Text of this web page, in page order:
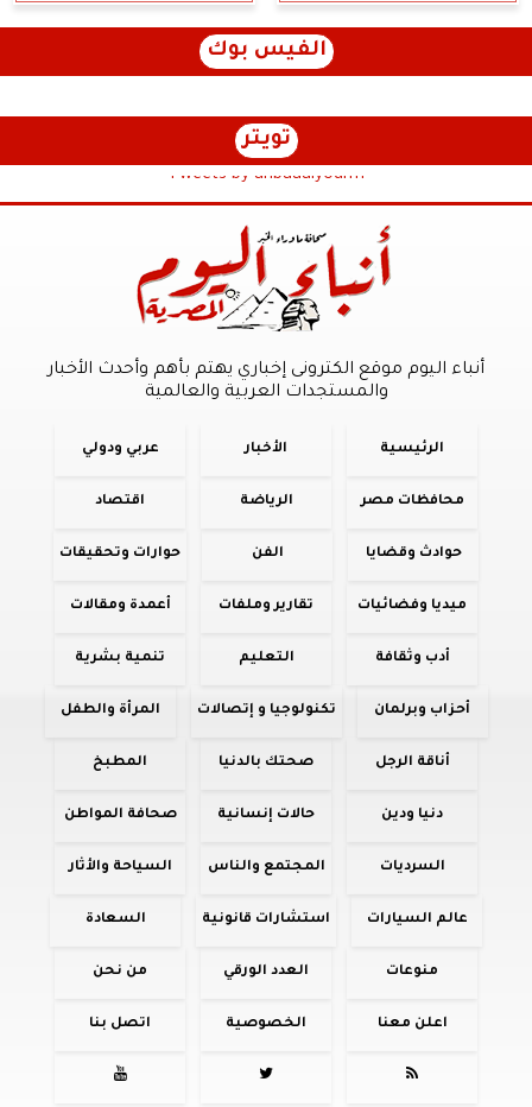
الفيس بوك
تويتر
Tweets by anbaaalyoum1
أنباء اليوم موقع الكترونى إخباري يهتم بأهم وأحدث الأخبار
والمستجدات العربية والعالمية
الرئيسية الأخبار عربي ودولي
محافظات مصر الرياضة اقتصاد
حوادث وقضايا الفن حوارات وتحقيقات
ميديا وفضائيات تقارير وملفات أعمدة ومقالات
أدب وثقافة التعليم تنمية بشرية
أحزاب وبرلمان تكنولوجيا و إتصالات المرأة والطفل
أناقة الرجل صحتك بالدنيا المطبخ
دنيا ودين حالات إنسانية صحافة المواطن
السرديات المجتمع والناس السياحة والأثار
عالم السيارات استشارات قانونية السعادة
منوعات العدد الورقي من نحن
اعلن معنا الخصوصية اتصل بنا


